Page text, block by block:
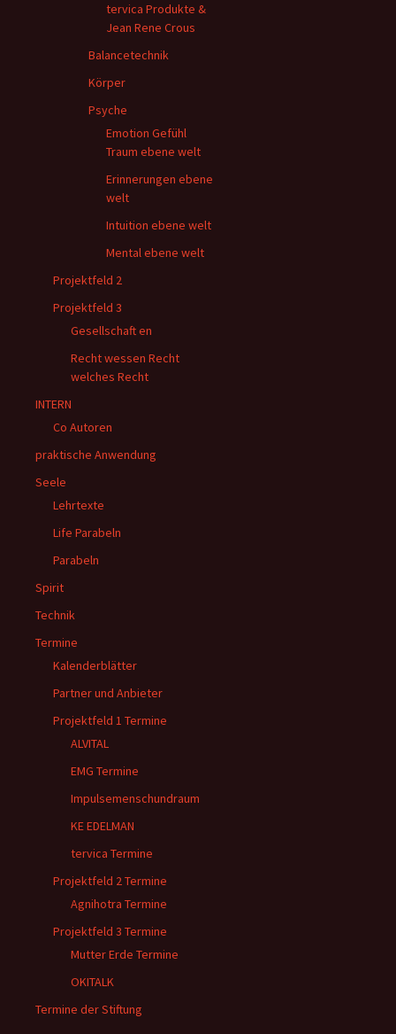
tervica Produkte &
Jean Rene Crous
Balancetechnik
Körper
Psyche
Emotion Gefühl
Traum ebene welt
Erinnerungen ebene
welt
Intuition ebene welt
Mental ebene welt
Projektfeld 2
Projektfeld 3
Gesellschaft en
Recht wessen Recht
welches Recht
INTERN
Co Autoren
praktische Anwendung
Seele
Lehrtexte
Life Parabeln
Parabeln
Spirit
Technik
Termine
Kalenderblätter
Partner und Anbieter
Projektfeld 1 Termine
ALVITAL
EMG Termine
Impulsemenschundraum
KE EDELMAN
tervica Termine
Projektfeld 2 Termine
Agnihotra Termine
Projektfeld 3 Termine
Mutter Erde Termine
OKITALK
Termine der Stiftung